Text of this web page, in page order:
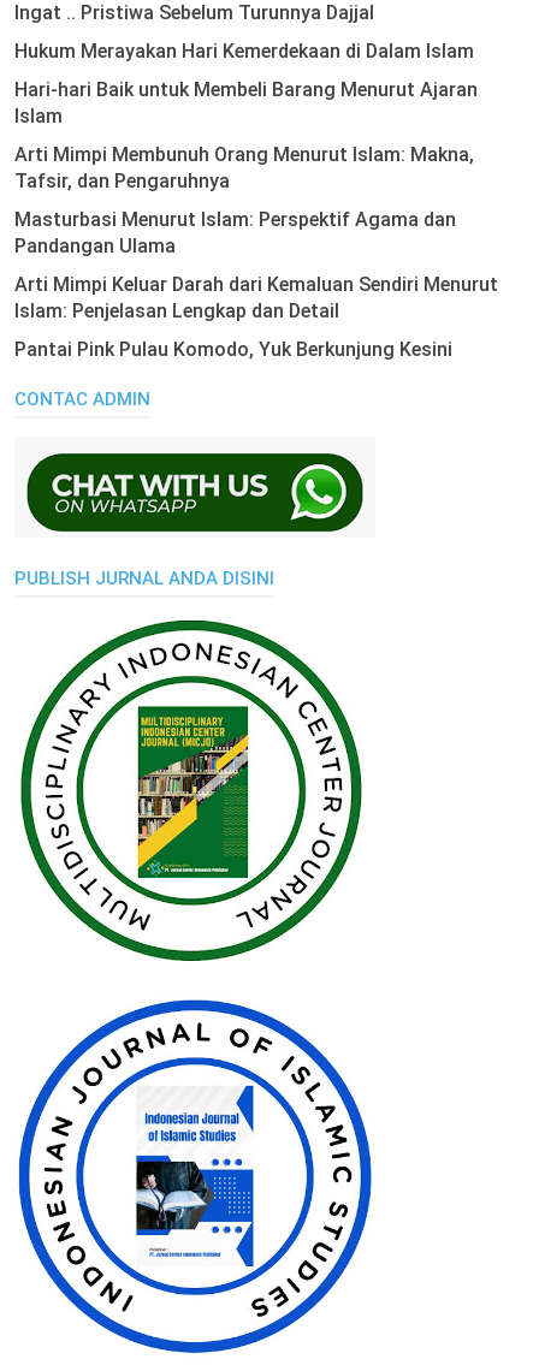
Ingat .. Pristiwa Sebelum Turunnya Dajjal
Hukum Merayakan Hari Kemerdekaan di Dalam Islam
Hari-hari Baik untuk Membeli Barang Menurut Ajaran
Islam
Arti Mimpi Membunuh Orang Menurut Islam: Makna,
Tafsir, dan Pengaruhnya
Masturbasi Menurut Islam: Perspektif Agama dan
Pandangan Ulama
Arti Mimpi Keluar Darah dari Kemaluan Sendiri Menurut
Islam: Penjelasan Lengkap dan Detail
Pantai Pink Pulau Komodo, Yuk Berkunjung Kesini
CONTAC ADMIN
PUBLISH JURNAL ANDA DISINI